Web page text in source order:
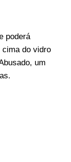
poderá
cima do vidro
um